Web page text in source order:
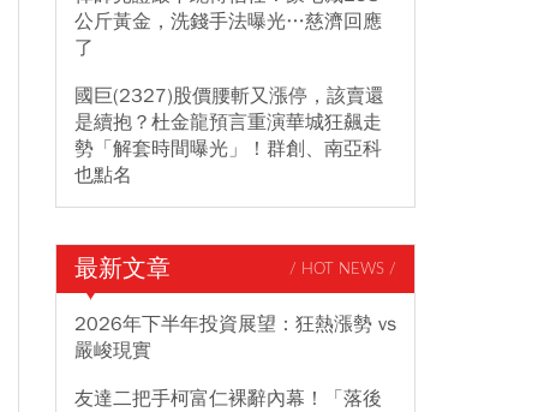
公斤黃金，洗錢手法曝光…慈濟回應
了
國巨(2327)股價腰斬又漲停，該賣還
是續抱？杜金龍預言重演華城狂飆走
勢「解套時間曝光」！群創、南亞科
也點名
最新文章 / HOT NEWS /
2026年下半年投資展望：狂熱漲勢 vs
嚴峻現實
友達二把手柯富仁裸辭內幕！「落後